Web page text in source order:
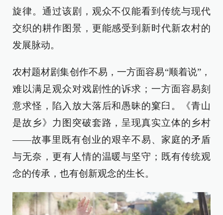
旋律。通过该剧，观众不仅能看到传统与现代
交织的耕作图景，更能感受到新时代新农村的
发展脉动。
农村题材剧集创作不易，一方面容易“顺着说”，
难以满足观众对戏剧性的诉求；一方面容易刻
意求怪，陷入放大落后和愚昧的窠臼。《青山
是故乡》力图突破套路，呈现真实立体的乡村
——故事里既有创业的艰辛不易、家庭的矛盾
与无奈，更有人情的温暖与坚守；既有传统观
念的传承，也有创新观念的生长。